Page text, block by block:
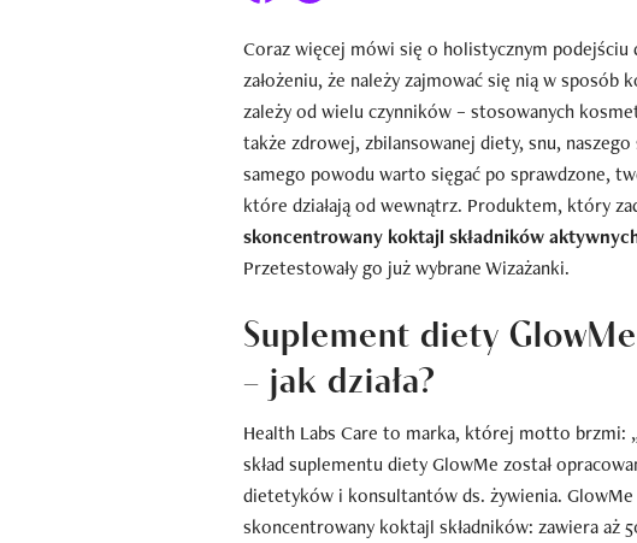
Coraz więcej mówi się o holistycznym
założeniu, że należy zajmować się nią w
zależy od wielu czynników – stosowanych
także zdrowej, zbilansowanej diety, snu,
samego powodu warto sięgać po sprawdzone,
które działają od wewnątrz. Produktem, który
skoncentrowany koktajl składników
Przetestowały go już wybrane Wizażanki.
Suplement diety
– jak działa?
Health Labs Care to marka, której motto brzmi:
skład suplementu diety GlowMe został
dietetyków i konsultantów ds. żywienia.
skoncentrowany koktajl składników: zawiera aż